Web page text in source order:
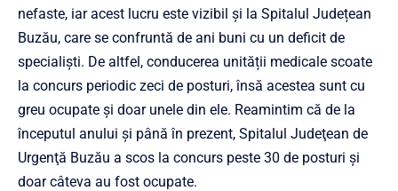
nefaste, iar acest lucru este vizibil și la Spitalul Județean
Buzău, care se confruntă de ani buni cu un deficit de
specialiști. De altfel, conducerea unității medicale scoate
la concurs periodic zeci de posturi, însă acestea sunt cu
greu ocupate și doar unele din ele. Reamintim că de la
începutul anului şi până în prezent, Spitalul Judeţean de
Urgenţă Buzău a scos la concurs peste 30 de posturi și
doar câteva au fost ocupate.